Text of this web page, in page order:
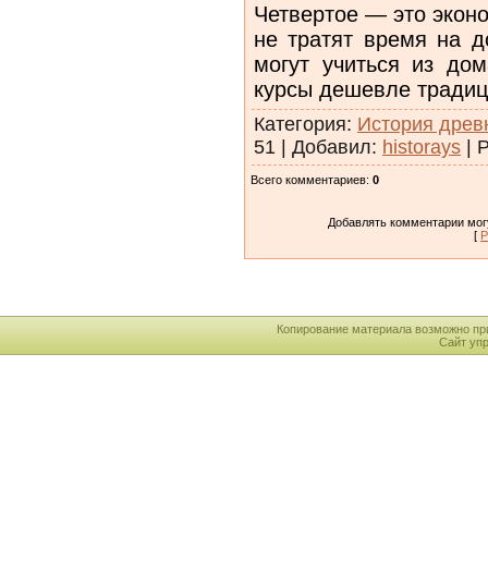
Четвертое — это
не тратят время на
могут учиться из
курсы дешевле
Категория: История
51 | Добавил: historays |
Всего комментариев: 0
Добавлять комментарии
[
Копирование материала возможно
Сайт